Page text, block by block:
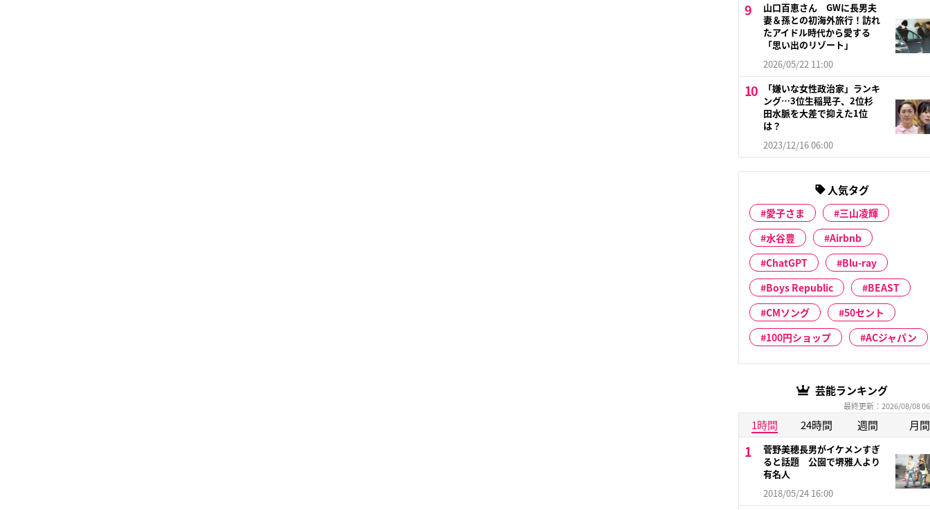
山口百恵さん GWに長男夫
妻＆孫との初海外旅行！訪れ
たアイドル時代から愛する
「思い出のリゾート」
2026/05/22 11:00
「嫌いな女性政治家」ランキ
ング…3位生稲晃子、2位杉
田水脈を大差で抑えた1位
は？
2023/12/16 06:00
人気タグ
愛子さま
三山凌輝
水谷豊
Airbnb
ChatGPT
Blu-ray
Boys Republic
BEAST
CMソング
50セント
100円ショップ
ACジャパン
芸能ランキング
最終更新：2026/08/08
1時間 24時間 週間 月間
菅野美穂長男がイケメンすぎ
ると話題 公園で堺雅人より
有名人
2018/05/24 16:00